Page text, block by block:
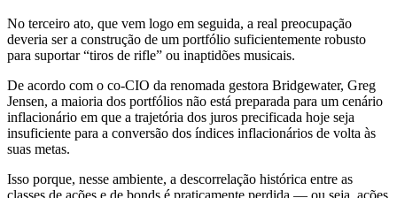
No terceiro ato, que vem logo em seguida, a real preocupação
deveria ser a construção de um portfólio suficientemente robusto
para suportar “tiros de rifle” ou inaptidões musicais.
De acordo com o co-CIO da renomada gestora Bridgewater, Greg
Jensen, a maioria dos portfólios não está preparada para um cenário
inflacionário em que a trajetória dos juros precificada hoje seja
insuficiente para a conversão dos índices inflacionários de volta às
suas metas.
Isso porque, nesse ambiente, a descorrelação histórica entre as